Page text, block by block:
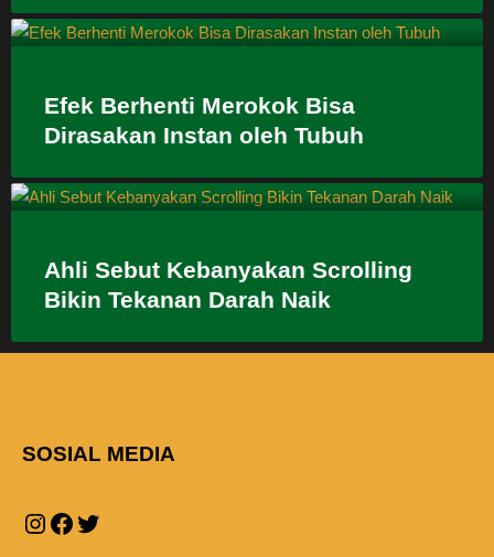
Efek Berhenti Merokok Bisa
Dirasakan Instan oleh Tubuh
Ahli Sebut Kebanyakan Scrolling
Bikin Tekanan Darah Naik
SOSIAL MEDIA